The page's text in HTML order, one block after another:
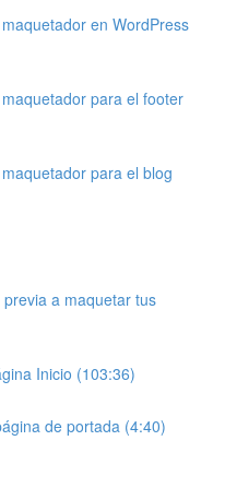
en WordPress
para el footer
para el blog
a maquetar tus
Inicio (103:36)
de portada (4:40)